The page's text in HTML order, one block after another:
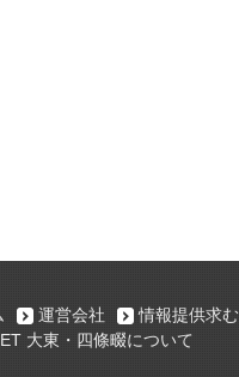
運営会社 情報提供求む
大東・四條畷について